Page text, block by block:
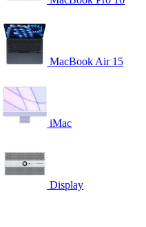
MacBook Air 15
iMac
Display